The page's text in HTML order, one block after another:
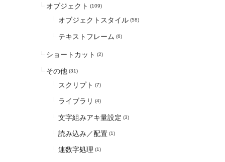
オブジェクト (109)
オブジェクトスタイル (58)
テキストフレーム (6)
ショートカット (2)
その他 (31)
スクリプト (7)
ライブラリ (4)
文字組みアキ量設定 (3)
読み込み／配置 (1)
連数字処理 (1)